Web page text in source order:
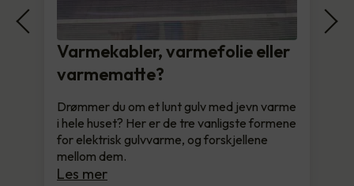
Varmekabler, varmefolie eller
varmematte?
Drømmer du om et lunt gulv med jevn varme
i hele huset? Her er de tre vanligste formene
for elektrisk gulvvarme, og forskjellene
mellom dem.
Les mer